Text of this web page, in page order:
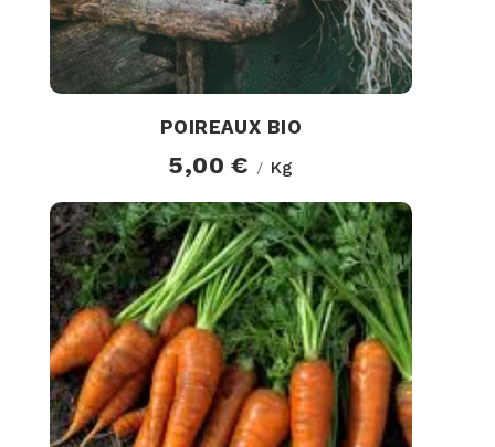
POIREAUX BIO
5,00 € / Kg